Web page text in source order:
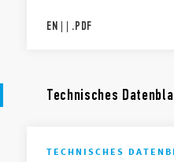
EN | | .PDF
Technisches
TECHNISCHES